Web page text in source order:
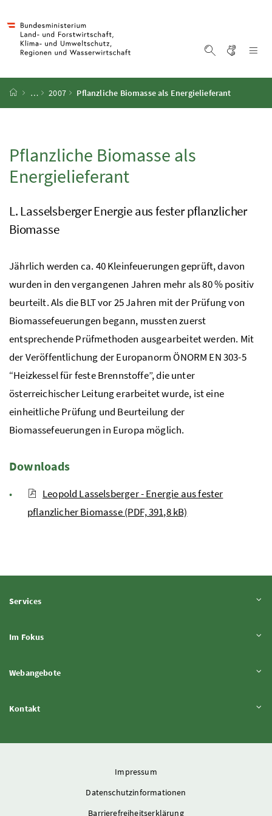
Startseite
… 2007 Pflanzliche Biomasse als Energielieferant
Pflanzliche Biomasse als
Energielieferant
L. Lasselsberger Energie aus fester pflanzlicher
Biomasse
Jährlich werden ca. 40 Kleinfeuerungen geprüft, davon
wurden in den vergangenen Jahren mehr als 80 % positiv
beurteilt. Als die BLT vor 25 Jahren mit der Prüfung von
Biomassefeuerungen begann, mussten zuerst
entsprechende Prüfmethoden ausgearbeitet werden. Mit
der Veröffentlichung der Europanorm ÖNORM EN 303-5
“Heizkessel für feste Brennstoffe”, die unter
österreichischer Leitung erarbeitet wurde, ist eine
einheitliche Prüfung und Beurteilung der
Biomassefeuerungen in Europa möglich.
Downloads
Leopold Lasselsberger - Energie aus fester
pflanzlicher Biomasse (PDF, 391,8 kB)
ServicesInhalt aufklappen
Im FokusInhalt aufklappen
WebangeboteInhalt aufklappen
KontaktInhalt aufklappen
Impressum
Datenschutzinformationen
Barrierefreiheitserklärung